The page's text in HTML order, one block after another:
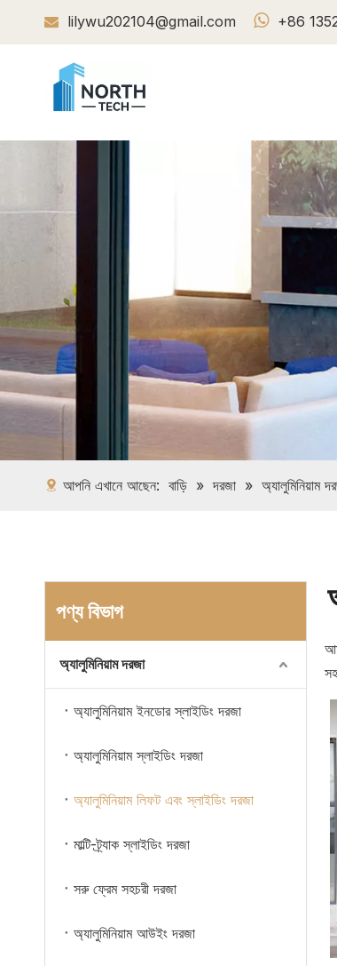
 lilywu202104@gmail.com  +86
আপনি এখানে আছেন: বাড়ি » দরজা » অ্যালুমিনিয়াম
পণ্য বিভাগ
অ্যালুমিনিয়াম দরজা
অ্যালুমিনিয়াম ইনডোর স্লাইডিং দরজা
অ্যালুমিনিয়াম স্লাইডিং দরজা
অ্যালুমিনিয়াম লিফট এবং স্লাইডিং দরজা
মাল্টি-ট্র্যাক স্লাইডিং দরজা
সরু ফ্রেম সহচরী দরজা
অ্যালুমিনিয়াম আউইং দরজা